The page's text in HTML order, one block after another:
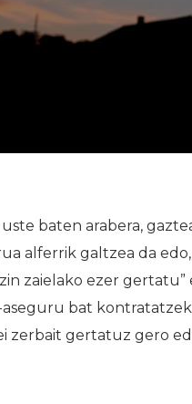
baten arabera,
alferrik galtzea da
zaielako ezer
aseguru bat
zerbait gertatuz gero